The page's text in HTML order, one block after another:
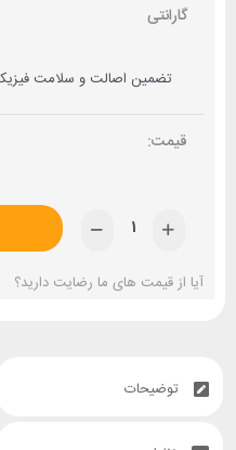
گارانتی
آیا از قیمت های ما رضایت دارید؟
توضیحات